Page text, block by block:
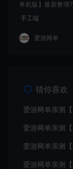
单机版】最新整理
多项修复 带网页
代金券内购 虚拟机
频安装教学+手工
手工端
爱游网单
猜你喜欢